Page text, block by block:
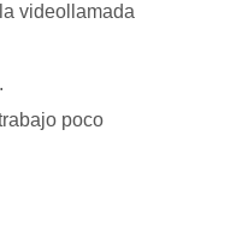
videollamada
poco